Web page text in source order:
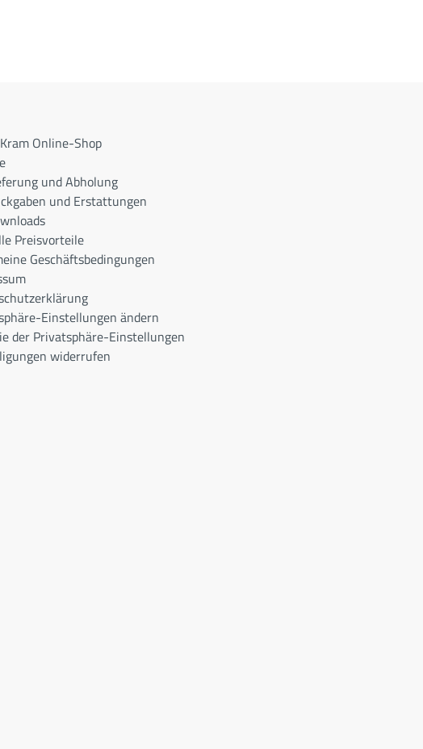
Online-Shop
und Abholung
und Erstattungen
Preisvorteile
Geschäftsbedingungen
Einstellungen ändern
der Privatsphäre-Einstellungen
widerrufen